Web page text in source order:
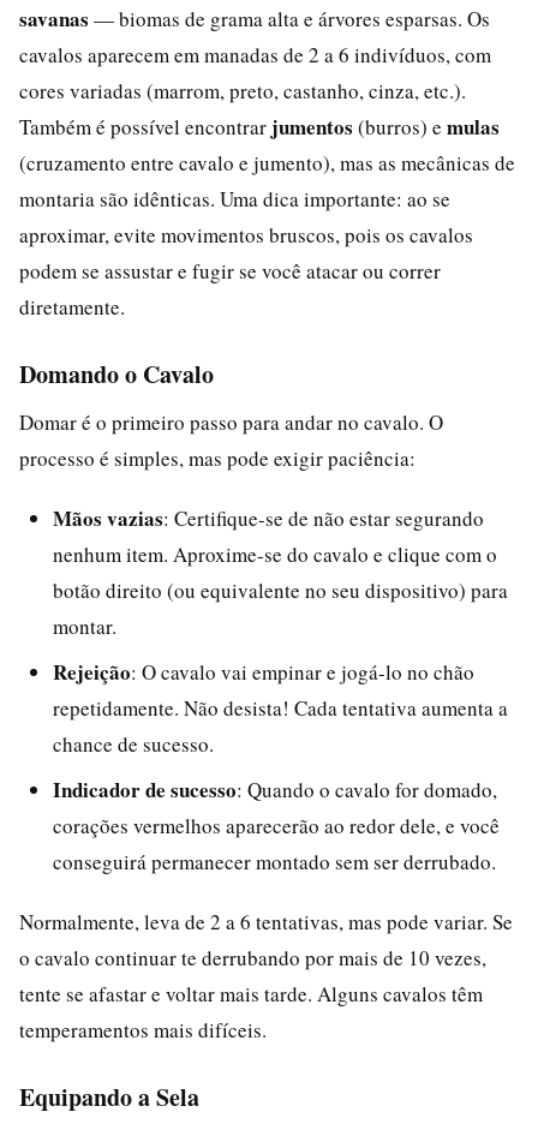
savanas — biomas de grama alta e árvores esparsas. Os
cavalos aparecem em manadas de 2 a 6 indivíduos, com
cores variadas (marrom, preto, castanho, cinza, etc.).
Também é possível encontrar jumentos (burros) e mulas
(cruzamento entre cavalo e jumento), mas as mecânicas de
montaria são idênticas. Uma dica importante: ao se
aproximar, evite movimentos bruscos, pois os cavalos
podem se assustar e fugir se você atacar ou correr
diretamente.
Domando o Cavalo
Domar é o primeiro passo para andar no cavalo. O
processo é simples, mas pode exigir paciência:
Mãos vazias: Certifique-se de não estar segurando
nenhum item. Aproxime-se do cavalo e clique com o
botão direito (ou equivalente no seu dispositivo) para
montar.
Rejeição: O cavalo vai empinar e jogá-lo no chão
repetidamente. Não desista! Cada tentativa aumenta a
chance de sucesso.
Indicador de sucesso: Quando o cavalo for domado,
corações vermelhos aparecerão ao redor dele, e você
conseguirá permanecer montado sem ser derrubado.
Normalmente, leva de 2 a 6 tentativas, mas pode variar. Se
o cavalo continuar te derrubando por mais de 10 vezes,
tente se afastar e voltar mais tarde. Alguns cavalos têm
temperamentos mais difíceis.
Equipando a Sela